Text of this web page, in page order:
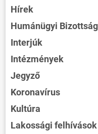
Hírek
Humánügyi
Interjúk
Intézmények
Jegyző
Koronavírus
Kultúra
Lakossági felhívások